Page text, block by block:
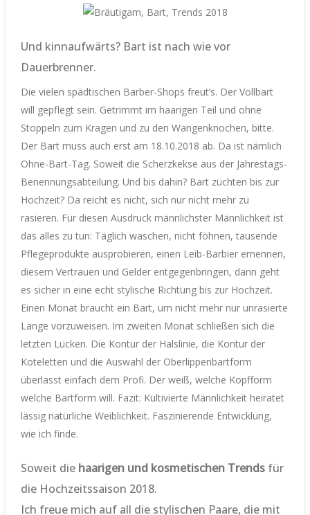
Und kinnaufwärts? Bart ist nach wie vor
Dauerbrenner.
Die vielen spädtischen Barber-Shops freut’s. Der Vollbart
will gepflegt sein. Getrimmt im haarigen Teil und ohne
Stoppeln zum Kragen und zu den Wangenknochen, bitte.
Der Bart muss auch erst am 18.10.2018 ab. Da ist nämlich
Ohne-Bart-Tag. Soweit die Scherzkekse aus der Jahrestags-
Benennungsabteilung. Und bis dahin? Bart züchten bis zur
Hochzeit? Da reicht es nicht, sich nur nicht mehr zu
rasieren. Für diesen Ausdruck männlichster Männlichkeit ist
das alles zu tun: Täglich waschen, nicht föhnen, tausende
Pflegeprodukte ausprobieren, einen Leib-Barbier ernennen,
diesem Vertrauen und Gelder entgegenbringen, dann geht
es sicher in eine echt stylische Richtung bis zur Hochzeit.
Einen Monat braucht ein Bart, um nicht mehr nur unrasierte
Länge vorzuweisen. Im zweiten Monat schließen sich die
letzten Lücken. Die Kontur der Halslinie, die Kontur der
Koteletten und die Auswahl der Oberlippenbartform
überlasst einfach dem Profi. Der weiß, welche Kopfform
welche Bartform will. Fazit: Kultivierte Männlichkeit heiratet
lässig natürliche Weiblichkeit. Faszinierende Entwicklung,
wie ich finde.
Soweit die haarigen und kosmetischen Trends für
die Hochzeitssaison 2018.
Ich freue mich auf all die stylischen Paare, die mit